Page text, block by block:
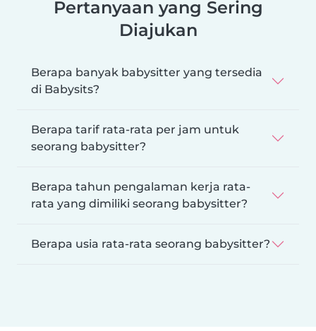
Pertanyaan yang Sering
Diajukan
Berapa banyak babysitter yang tersedia
di Babysits?
Berapa tarif rata-rata per jam untuk
seorang babysitter?
Berapa tahun pengalaman kerja rata-
rata yang dimiliki seorang babysitter?
Berapa usia rata-rata seorang babysitter?